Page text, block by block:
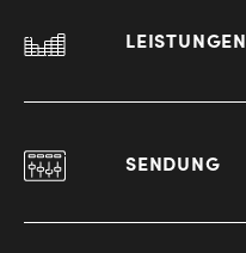
LEISTUNGEN
SENDUNG